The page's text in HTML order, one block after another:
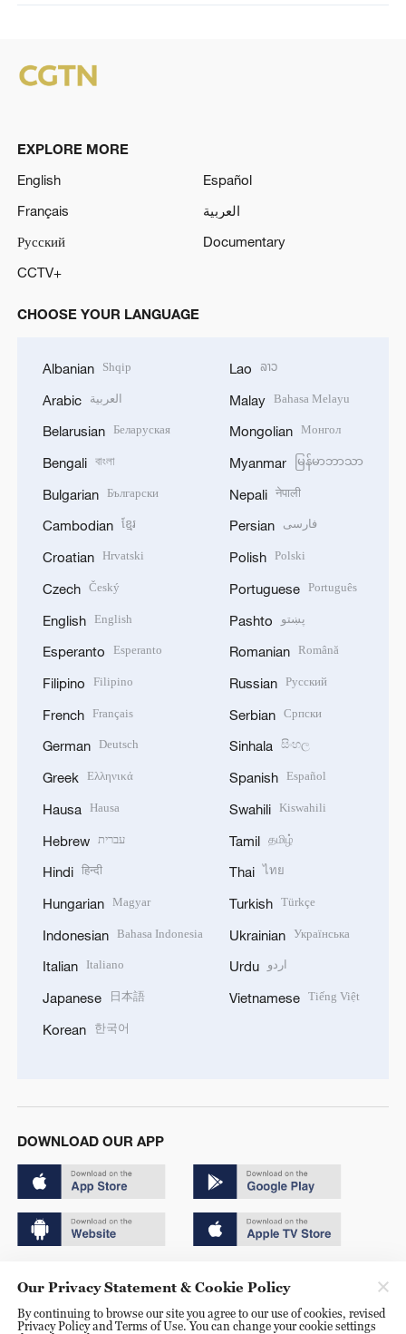
EXPLORE MORE
English
Español
Français
العربية
Русский
Documentary
CCTV+
CHOOSE YOUR LANGUAGE
Albanian Shqip
Arabic العربية
Belarusian Беларуская
Bengali বাংলা
Bulgarian Български
Cambodian ខ្មែរ
Croatian Hrvatski
Czech Český
English English
Esperanto Esperanto
Filipino Filipino
French Français
German Deutsch
Greek Ελληνικά
Hausa Hausa
Hebrew עברית
Hindi हिन्दी
Hungarian Magyar
Indonesian Bahasa Indonesia
Italian Italiano
Japanese 日本語
Korean 한국어
Lao ລາວ
Malay Bahasa Melayu
Mongolian Монгол
Myanmar မြန်မာဘာသာ
Nepali नेपाली
Persian فارسی
Polish Polski
Portuguese Português
Pashto پښتو
Romanian Română
Russian Русский
Serbian Српски
Sinhala සිංහල
Spanish Español
Swahili Kiswahili
Tamil தமிழ்
Thai ไทย
Turkish Türkçe
Ukrainian Українська
Urdu اردو
Vietnamese Tiếng Việt
DOWNLOAD OUR APP
京ICP备20000184号
Our Privacy Statement & Cookie Policy
By continuing to browse our site you agree to our use of cookies, revised
Privacy Policy and Terms of Use. You can change your cookie settings